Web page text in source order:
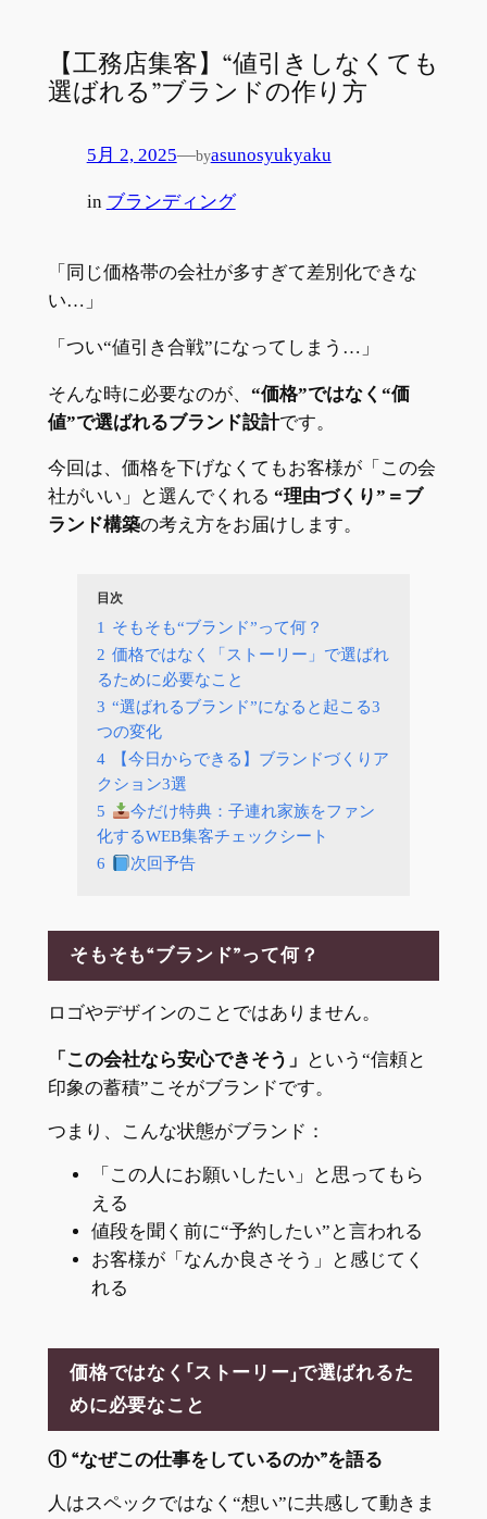
【工務店集客】“値引きしなくても
選ばれる”ブランドの作り方
5月 2, 2025—byasunosyukyaku
in ブランディング
「同じ価格帯の会社が多すぎて差別化できな
い…」
「つい“値引き合戦”になってしまう…」
そんな時に必要なのが、 “価格”ではなく“価
値”で選ばれるブランド設計です。
今回は、価格を下げなくてもお客様が「この会
社がいい」と選んでくれる “理由づくり”＝ブ
ランド構築の考え方をお届けします。
目次
1 そもそも“ブランド”って何？
2 価格ではなく「ストーリー」で選ばれ
るために必要なこと
3 “選ばれるブランド”になると起こる3
つの変化
4
【今日からできる】ブランドづくりア
クション3選
5
今だけ特典：子連れ家族をファン
化するWEB集客チェックシート
6
次回予告
そもそも“ブランド”って何？
ロゴやデザインのことではありません。
「この会社なら安心できそう」
という“信頼と
印象の蓄積”こそがブランドです。
つまり、こんな状態がブランド：
「この人にお願いしたい」と思ってもら
える
値段を聞く前に“予約したい”と言われる
お客様が「なんか良さそう」と感じてく
れる
価格ではなく「ストーリー」で選ばれるた
めに必要なこと
① “なぜこの仕事をしているのか”を語る
人はスペックではなく“想い”に共感して動きま